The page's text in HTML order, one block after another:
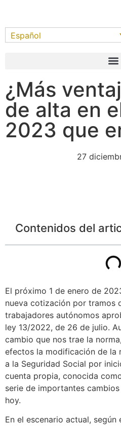
Español
¿Más
de alta en
2023 que
27
Contenidos del
El próximo 1 de enero de
nueva cotización por tramos
trabajadores autónomos
ley 13/2022, de 26 de julio.
cambio que nos trae la
efectos la modificación de la
a la Seguridad Social por
cuenta propia, conocida
serie de importantes
hoy.
En el escenario actual,